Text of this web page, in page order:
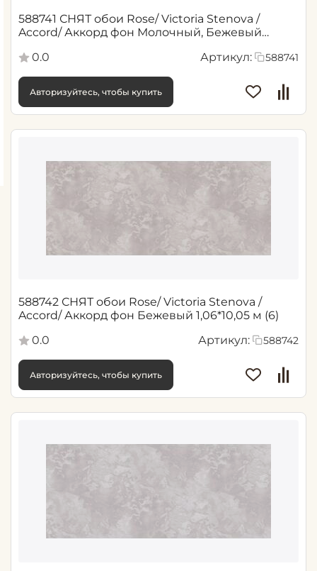
588741 СНЯТ обои Rose/ Victoria Stenova /
Accord/ Аккорд фон Молочный, Бежевый
0.0
Артикул: 588741
Авторизуйтесь, чтобы купить
588742 СНЯТ обои Rose/ Victoria Stenova /
Accord/ Аккорд фон Бежевый 1,06*10,05 м (6)
0.0
Артикул: 588742
Авторизуйтесь, чтобы купить